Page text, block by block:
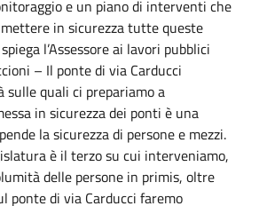
e un piano di interventi che
in sicurezza tutte queste
l’Assessore ai lavori pubblici
– Il ponte di via Carducci
quali ci prepariamo a
in sicurezza dei ponti è una
la sicurezza di persone e mezzi.
è il terzo su cui interveniamo,
delle persone in primis, oltre
ponte di via Carducci faremo